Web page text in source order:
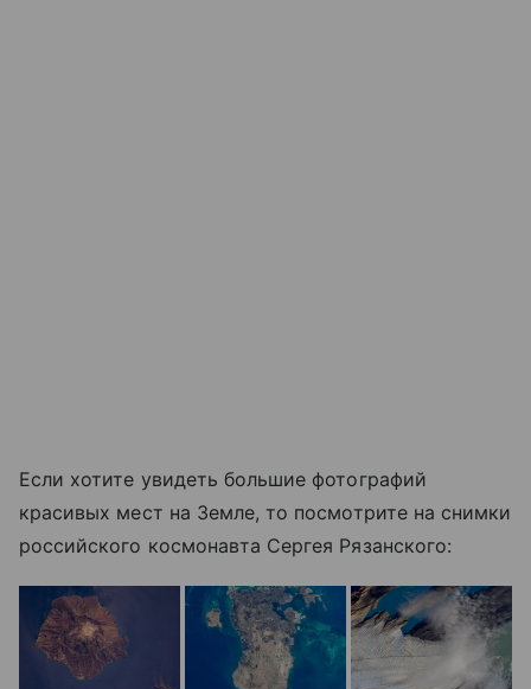
Если хотите увидеть большие фотографий
красивых мест на Земле, то посмотрите на снимки
российского космонавта Сергея Рязанского: